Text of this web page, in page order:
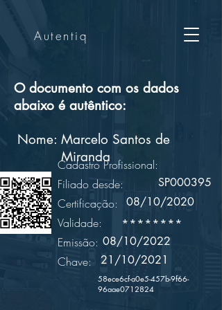
Autentiq
O documento com os dados
abaixo é autêntico:
Nome:
Cadastro Profissional:
Filiado desde:
Certificação:
Validade:
Emissão:
Chave:
58ece6cf-a0e5-457b-9f66-
96aae0712824
08/10/2022
Marcelo Santos de
Miranda
21/10/2021
********
08/10/2020
SP000395